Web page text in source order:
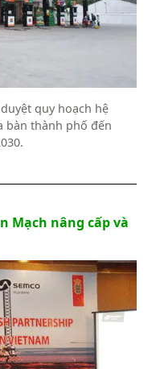
quy hoạch hệ
bàn thành phố đến
Mạch nâng cấp và